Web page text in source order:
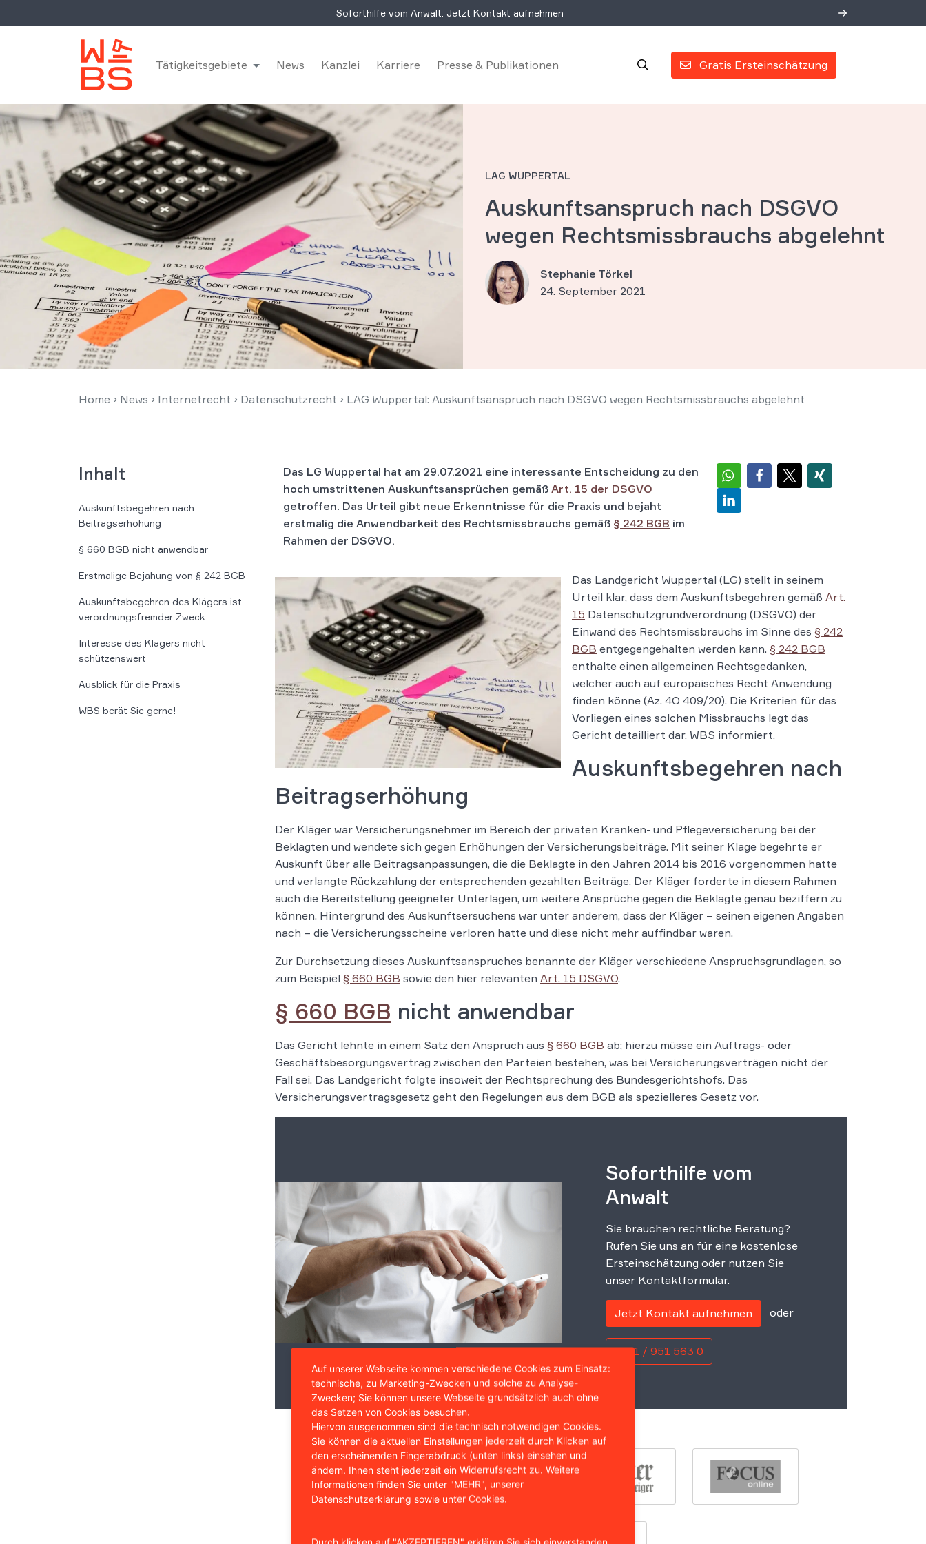
Soforthilfe vom Anwalt: Jetzt Kontakt aufnehmen
Gratis Ersteinschätzung
Tätigkeitsgebiete News Kanzlei Karriere Presse & Publikationen
LAG WUPPERTAL
Auskunftsanspruch nach DSGVO
wegen Rechtsmissbrauchs abgelehnt
Stephanie Törkel
24. September 2021
Home › News › Internetrecht › Datenschutzrecht › LAG Wuppertal: Auskunftsanspruch nach DSGVO wegen Rechtsmissbrauchs abgelehnt
Inhalt
Auskunftsbegehren nach
Beitragserhöhung
§ 660 BGB nicht anwendbar
Erstmalige Bejahung von § 242 BGB
Auskunftsbegehren des Klägers ist
verordnungsfremder Zweck
Interesse des Klägers nicht
schützenswert
Ausblick für die Praxis
WBS berät Sie gerne!
Das LG Wuppertal hat am 29.07.2021 eine interessante Entscheidung zu den
hoch umstrittenen Auskunftsansprüchen gemäß Art. 15 der DSGVO
getroffen. Das Urteil gibt neue Erkenntnisse für die Praxis und bejaht
erstmalig die Anwendbarkeit des Rechtsmissbrauchs gemäß § 242 BGB im
Rahmen der DSGVO.
Das Landgericht Wuppertal (LG) stellt in seinem
Urteil klar, dass dem Auskunftsbegehren gemäß Art.
15 Datenschutzgrundverordnung (DSGVO) der
Einwand des Rechtsmissbrauchs im Sinne des § 242
BGB entgegengehalten werden kann. § 242 BGB
enthalte einen allgemeinen Rechtsgedanken,
welcher auch auf europäisches Recht Anwendung
finden könne (Az. 4O 409/20). Die Kriterien für das
Vorliegen eines solchen Missbrauchs legt das
Gericht detailliert dar. WBS informiert.
Auskunftsbegehren nach
Beitragserhöhung
Der Kläger war Versicherungsnehmer im Bereich der privaten Kranken- und Pflegeversicherung bei der
Beklagten und wendete sich gegen Erhöhungen der Versicherungsbeiträge. Mit seiner Klage begehrte er
Auskunft über alle Beitragsanpassungen, die die Beklagte in den Jahren 2014 bis 2016 vorgenommen hatte
und verlangte Rückzahlung der entsprechenden gezahlten Beiträge. Der Kläger forderte in diesem Rahmen
auch die Bereitstellung geeigneter Unterlagen, um weitere Ansprüche gegen die Beklagte genau beziffern zu
können. Hintergrund des Auskunftsersuchens war unter anderem, dass der Kläger – seinen eigenen Angaben
nach – die Versicherungsscheine verloren hatte und diese nicht mehr auffindbar waren.
Zur Durchsetzung dieses Auskunftsanspruches benannte der Kläger verschiedene Anspruchsgrundlagen, so
zum Beispiel § 660 BGB sowie den hier relevanten Art. 15 DSGVO.
§ 660 BGB nicht anwendbar
Das Gericht lehnte in einem Satz den Anspruch aus § 660 BGB ab; hierzu müsse ein Auftrags- oder
Geschäftsbesorgungsvertrag zwischen den Parteien bestehen, was bei Versicherungsverträgen nicht der
Fall sei. Das Landgericht folgte insoweit der Rechtsprechung des Bundesgerichtshofs. Das
Versicherungsvertragsgesetz geht den Regelungen aus dem BGB als spezielleres Gesetz vor.
Soforthilfe vom
Anwalt
Sie brauchen rechtliche Beratung?
Rufen Sie uns an für eine kostenlose
Ersteinschätzung oder nutzen Sie
unser Kontaktformular.
Jetzt Kontakt aufnehmen oder
0221 / 951 563 0
Wir sind bekannt aus
Auf unserer Webseite kommen verschiedene Cookies zum Einsatz:
technische, zu Marketing-Zwecken und solche zu Analyse-
Zwecken; Sie können unsere Webseite grundsätzlich auch ohne
das Setzen von Cookies besuchen.
Hiervon ausgenommen sind die technisch notwendigen Cookies.
Sie können die aktuellen Einstellungen jederzeit durch Klicken auf
den erscheinenden Fingerabdruck (unten links) einsehen und
ändern. Ihnen steht jederzeit ein Widerrufsrecht zu. Weitere
Informationen finden Sie unter "MEHR", unserer
Datenschutzerklärung sowie unter Cookies.